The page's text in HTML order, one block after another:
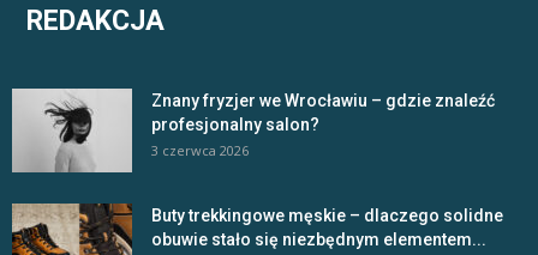
REDAKCJA
Znany fryzjer we Wrocławiu – gdzie znaleźć
profesjonalny salon?
3 czerwca 2026
Buty trekkingowe męskie – dlaczego solidne
obuwie stało się niezbędnym elementem...